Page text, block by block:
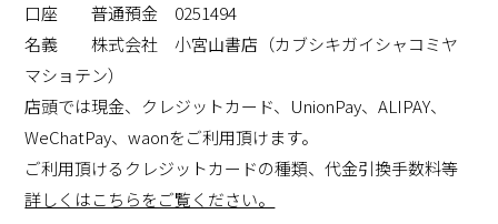
口座 普通預金 0251494
名義 株式会社 小宮山書店（カブシキガイシャコミヤ
マショテン）
店頭では現金、クレジットカード、UnionPay、ALIPAY、
WeChatPay、waonをご利用頂けます。
ご利用頂けるクレジットカードの種類、代金引換手数料等
詳しくはこちらをご覧ください。